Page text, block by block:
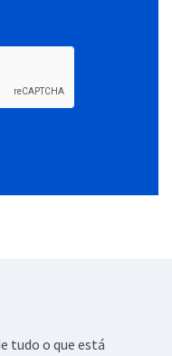
tudo o que está